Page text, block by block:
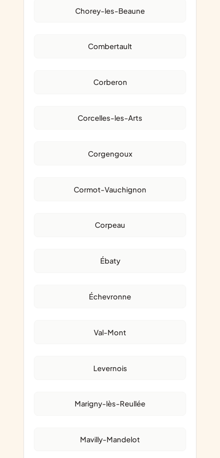
Chorey-les-Beaune
Combertault
Corberon
Corcelles-les-Arts
Corgengoux
Cormot-Vauchignon
Corpeau
Ébaty
Échevronne
Val-Mont
Levernois
Marigny-lès-Reullée
Mavilly-Mandelot